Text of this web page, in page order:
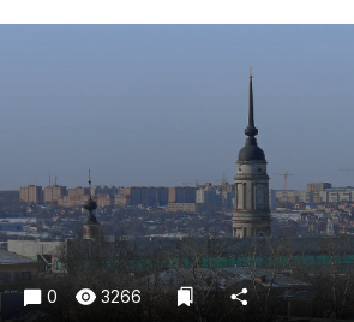
Недвижимость и ЖКХ
Погода
Праздники
Происшествия
Спорт
0 3266